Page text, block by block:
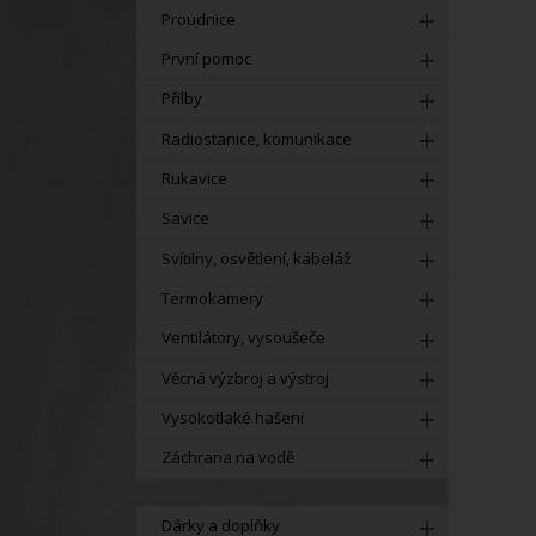
Proudnice
První pomoc
Přilby
Radiostanice, komunikace
Rukavice
Savice
Svítilny, osvětlení, kabeláž
Termokamery
Ventilátory, vysoušeče
Věcná výzbroj a výstroj
Vysokotlaké hašení
Záchrana na vodě
Dárky a doplňky